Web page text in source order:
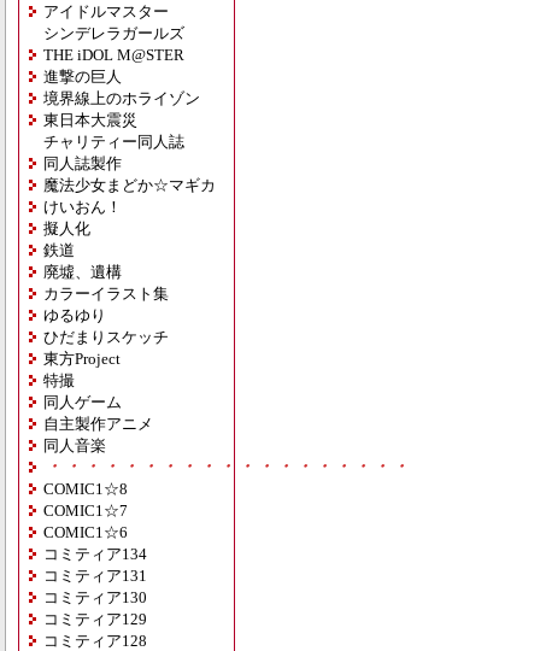
アイドルマスター
シンデレラガールズ
THE iDOL M@STER
進撃の巨人
境界線上のホライゾン
東日本大震災
チャリティー同人誌
同人誌製作
魔法少女まどか☆マギカ
けいおん！
擬人化
鉄道
廃墟、遺構
カラーイラスト集
ゆるゆり
ひだまりスケッチ
東方Project
特撮
同人ゲーム
自主製作アニメ
同人音楽
・・・・・・・・・・・・・・・・・・・
COMIC1☆8
COMIC1☆7
COMIC1☆6
コミティア134
コミティア131
コミティア130
コミティア129
コミティア128